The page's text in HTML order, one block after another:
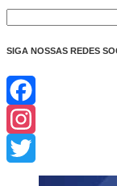
SIGA NOSSAS REDES
Facebook
Instagram
Twitter